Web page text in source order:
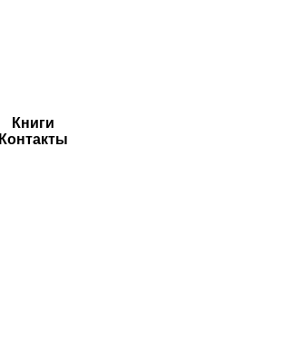
Книги
Контакты